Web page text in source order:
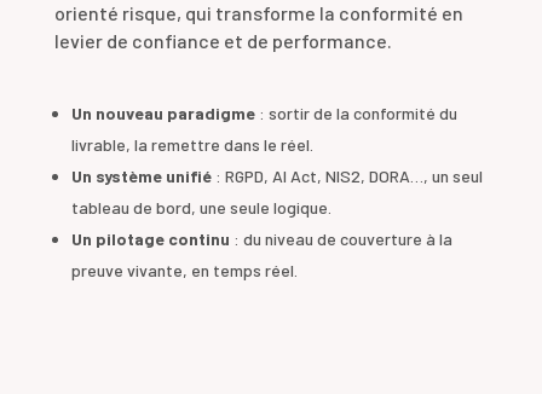
orienté risque, qui transforme la conformité en
levier de confiance et de performance.
Un nouveau paradigme: sortir de la conformité du
livrable, la remettre dans le réel.
Un système unifié: RGPD, AI Act, NIS2, DORA…, un seul
tableau de bord, une seule logique.
Un pilotage continu : du niveau de couverture à la
preuve vivante, en temps réel.